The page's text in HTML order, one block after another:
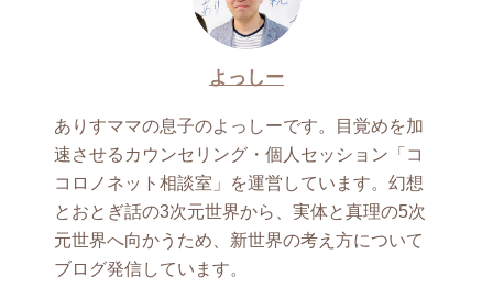
よっしー
ありすママの息子のよっしーです。目覚めを加
速させるカウンセリング・個人セッション「コ
コロノネット相談室」を運営しています。幻想
とおとぎ話の3次元世界から、実体と真理の5次
元世界へ向かうため、新世界の考え方について
ブログ発信しています。